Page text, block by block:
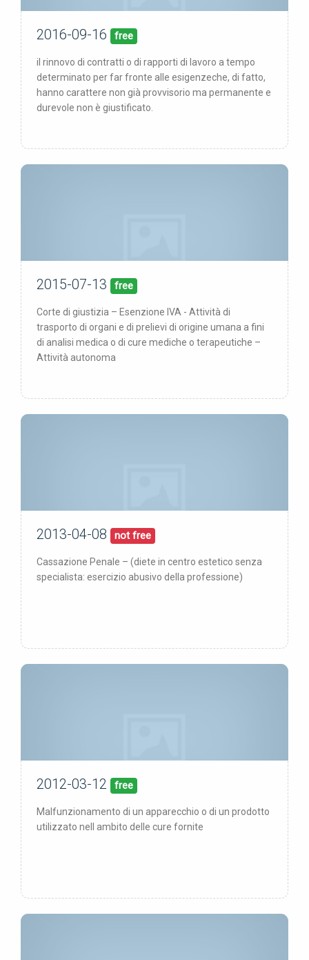
pubblicata:16/09/16
2016-09-16 free
il rinnovo di contratti o di rapporti di lavoro a tempo
determinato per far fronte alle esigenzeche, di fatto,
hanno carattere non già provvisorio ma permanente e
durevole non è giustificato.
pubblicata:13/07/15
2015-07-13 free
Corte di giustizia – Esenzione IVA - Attività di
trasporto di organi e di prelievi di origine umana a fini
di analisi medica o di cure mediche o terapeutiche –
Attività autonoma
pubblicata:08/04/13
2013-04-08 not free
Cassazione Penale – (diete in centro estetico senza
specialista: esercizio abusivo della professione)
pubblicata:12/03/12
2012-03-12 free
Malfunzionamento di un apparecchio o di un prodotto
utilizzato nell ambito delle cure fornite